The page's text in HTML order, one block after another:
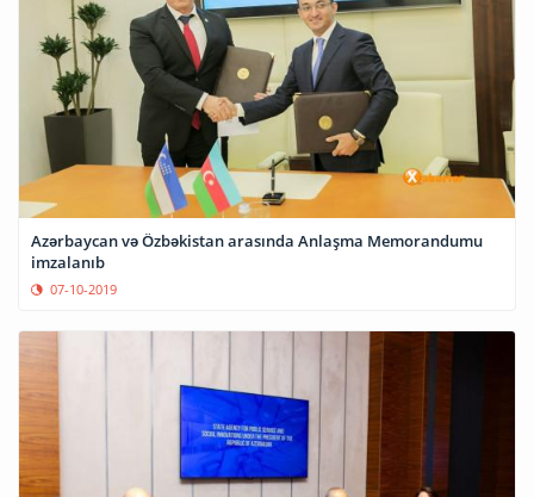
Azərbaycan və Özbəkistan arasında Anlaşma Memorandumu
imzalanıb
07-10-2019